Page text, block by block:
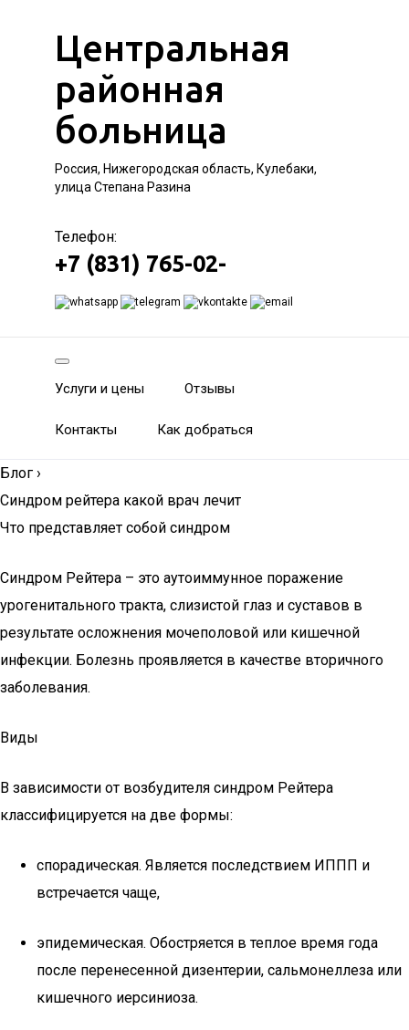
Центральная
районная
больница
Россия, Нижегородская область, Кулебаки,
улица Степана Разина
Телефон:
+7 (831) 765-02-
Услуги и цены Отзывы
Контакты Как добраться
Блог ›
Синдром рейтера какой врач лечит
Что представляет собой синдром
Синдром Рейтера – это аутоиммунное поражение
урогенитального тракта, слизистой глаз и суставов в
результате осложнения мочеполовой или кишечной
инфекции. Болезнь проявляется в качестве вторичного
заболевания.
Виды
В зависимости от возбудителя синдром Рейтера
классифицируется на две формы:
спорадическая. Является последствием ИППП и
встречается чаще,
эпидемическая. Обостряется в теплое время года
после перенесенной дизентерии, сальмонеллеза или
кишечного иерсиниоза.